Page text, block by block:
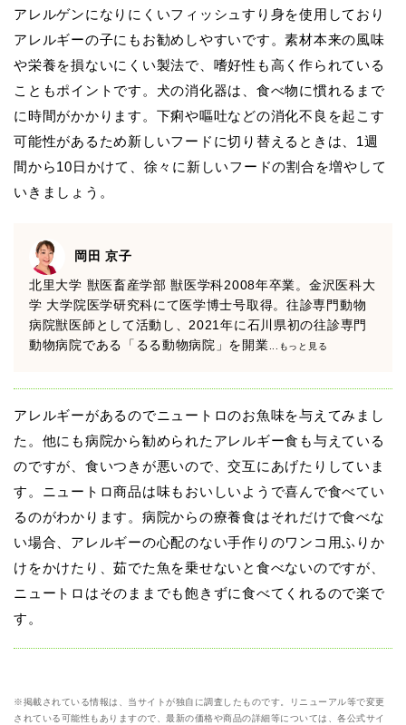
アレルゲンになりにくいフィッシュすり身を使用しており
アレルギーの子にもお勧めしやすいです。素材本来の風味
や栄養を損ないにくい製法で、嗜好性も高く作られている
こともポイントです。犬の消化器は、食べ物に慣れるまで
に時間がかかります。下痢や嘔吐などの消化不良を起こす
可能性があるため新しいフードに切り替えるときは、1週
間から10日かけて、徐々に新しいフードの割合を増やして
いきましょう。
岡田 京子
北里大学 獣医畜産学部 獣医学科2008年卒業。金沢医科大
学 大学院医学研究科にて医学博士号取得。往診専門動物
病院獣医師として活動し、2021年に石川県初の往診専門
動物病院である「るる動物病院」を開業 ...もっと見る
アレルギーがあるのでニュートロのお魚味を与えてみまし
た。他にも病院から勧められたアレルギー食も与えている
のですが、食いつきが悪いので、交互にあげたりしていま
す。ニュートロ商品は味もおいしいようで喜んで食べてい
るのがわかります。病院からの療養食はそれだけで食べな
い場合、アレルギーの心配のない手作りのワンコ用ふりか
けをかけたり、茹でた魚を乗せないと食べないのですが、
ニュートロはそのままでも飽きずに食べてくれるので楽で
す。
※掲載されている情報は、当サイトが独自に調査したものです。リニューアル等で変更
されている可能性もありますので、最新の価格や商品の詳細等については、各公式サイ